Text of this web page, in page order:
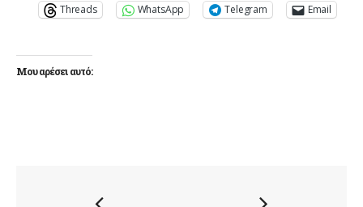
Threads WhatsApp Telegram Email
Μου αρέσει αυτό: